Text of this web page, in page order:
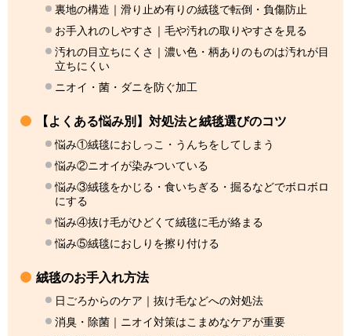
裏地の構造｜滑り止め有りの絨毯で転倒・負傷防止
お手入れのしやすさ｜毛や汚れの取りやすさを見る
汚れの目立ちにくさ｜濃い色・柄ありのものは汚れが目
立ちにくい
ニオイ・菌・ダニを防ぐ加工
【よくある悩み別】対処法と絨毯選びのコツ
悩み①絨毯におしっこ・うんちをしてしまう
悩み②ニオイが染みついている
悩み③絨毯をかじる・食いちぎる・掘るなどでボロボロ
にする
悩み④抜け毛がひどくて絨毯に毛が絡まる
悩み⑤絨毯におしりを擦り付ける
絨毯のお手入れ方法
日ごろからのケア｜抜け毛などへの対処法
消臭・除菌｜ニオイ対策はこまめなケアが重要